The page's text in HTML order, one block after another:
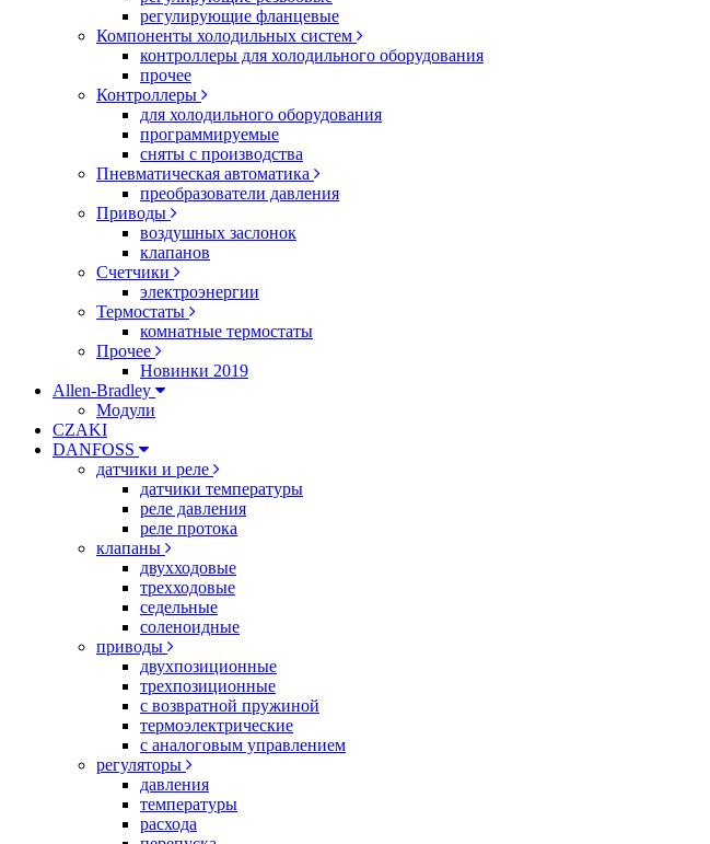
регулирующие фланцевые
Компоненты холодильных систем
контроллеры для холодильного оборудования
прочее
Контроллеры
для холодильного оборудования
программируемые
сняты с производства
Пневматическая автоматика
преобразователи давления
Приводы
воздушных заслонок
клапанов
Счетчики
электроэнергии
Термостаты
комнатные термостаты
Прочее
Новинки 2019
Allen-Bradley
Модули
CZAKI
DANFOSS
датчики и реле
датчики температуры
реле давления
реле протока
клапаны
двухходовые
трехходовые
седельные
соленоидные
приводы
двухпозиционные
трехпозиционные
с возвратной пружиной
термоэлектрические
с аналоговым управлением
регуляторы
давления
температуры
расхода